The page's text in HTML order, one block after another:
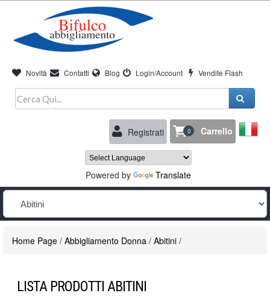
Novità Contatti Blog Login/Account Vendite Flash
Registrati 0 Carrello
Powered by Translate
Home Page / Abbigliamento Donna / Abitini /
LISTA PRODOTTI ABITINI